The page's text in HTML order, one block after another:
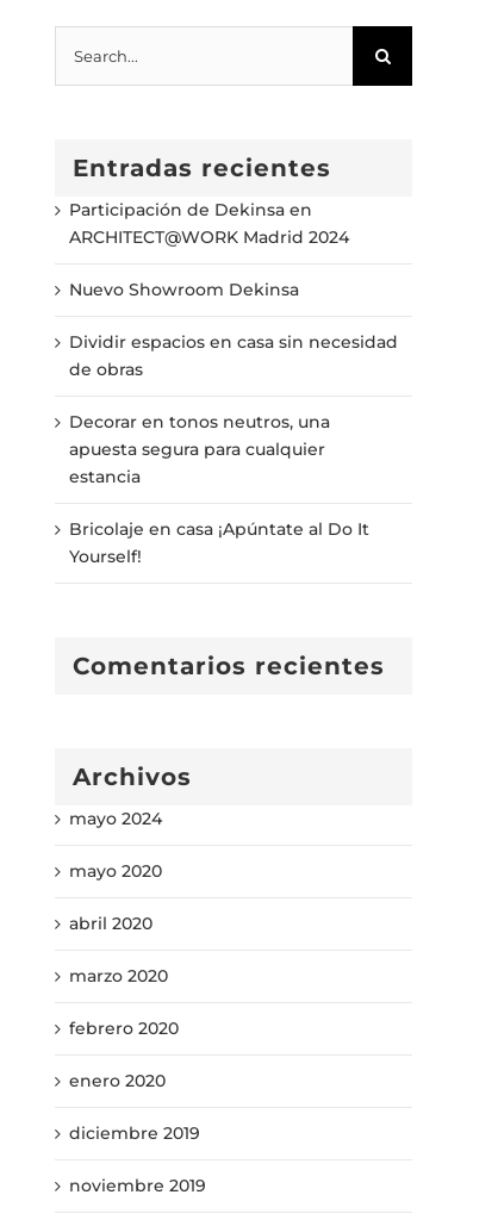
for:
Entradas recientes
Participación de Dekinsa en
ARCHITECT@WORK Madrid 2024
Nuevo Showroom Dekinsa
Dividir espacios en casa sin necesidad
de obras
Decorar en tonos neutros, una
apuesta segura para cualquier
estancia
Bricolaje en casa ¡Apúntate al Do It
Yourself!
Comentarios recientes
Archivos
mayo 2024
mayo 2020
abril 2020
marzo 2020
febrero 2020
enero 2020
diciembre 2019
noviembre 2019